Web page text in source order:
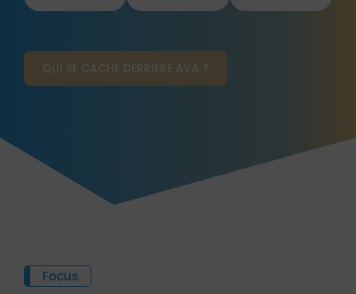
QUI SE CACHE DERRIÈRE AVA ?
Focus